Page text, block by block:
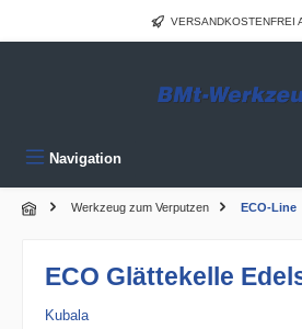
Zum Hauptinhalt springenVERSANDKOSTENFREI
Navigation
Werkzeug zum Verputzen ECO-Line
ECO Glättekelle
Kubala